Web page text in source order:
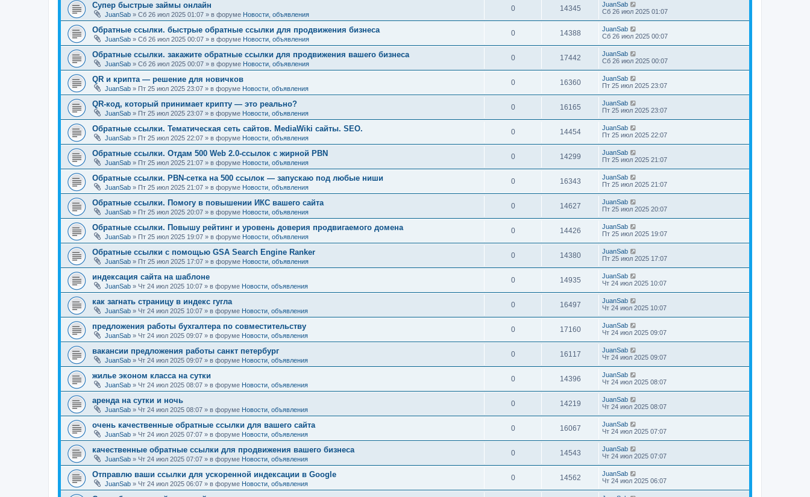
Супер быстрые займы онлайн
JuanSab » Сб 26 июл 2025 01:07 » в форуме Новости, объявления
0 14345
JuanSab
Сб 26 июл 2025 01:07
Обратные ссылки. быстрые обратные ссылки для продвижения бизнеса
JuanSab » Сб 26 июл 2025 00:07 » в форуме Новости, объявления
0 14388
JuanSab
Сб 26 июл 2025 00:07
Обратные ссылки. закажите обратные ссылки для продвижения вашего бизнеса
JuanSab » Сб 26 июл 2025 00:07 » в форуме Новости, объявления
0 17442
JuanSab
Сб 26 июл 2025 00:07
QR и крипта — решение для новичков
JuanSab » Пт 25 июл 2025 23:07 » в форуме Новости, объявления
0 16360
JuanSab
Пт 25 июл 2025 23:07
QR-код, который принимает крипту — это реально?
JuanSab » Пт 25 июл 2025 23:07 » в форуме Новости, объявления
0 16165
JuanSab
Пт 25 июл 2025 23:07
Обратные ссылки. Тематическая сеть сайтов. MediaWiki сайты. SEO.
JuanSab » Пт 25 июл 2025 22:07 » в форуме Новости, объявления
0 14454
JuanSab
Пт 25 июл 2025 22:07
Обратные ссылки. Отдам 500 Web 2.0-ссылок с жирной PBN
JuanSab » Пт 25 июл 2025 21:07 » в форуме Новости, объявления
0 14299
JuanSab
Пт 25 июл 2025 21:07
Обратные ссылки. PBN-сетка на 500 ссылок — запускаю под любые ниши
JuanSab » Пт 25 июл 2025 21:07 » в форуме Новости, объявления
0 16343
JuanSab
Пт 25 июл 2025 21:07
Обратные ссылки. Помогу в повышении ИКС вашего сайта
JuanSab » Пт 25 июл 2025 20:07 » в форуме Новости, объявления
0 14627
JuanSab
Пт 25 июл 2025 20:07
Обратные ссылки. Повышу рейтинг и уровень доверия продвигаемого домена
JuanSab » Пт 25 июл 2025 19:07 » в форуме Новости, объявления
0 14426
JuanSab
Пт 25 июл 2025 19:07
Обратные ссылки с помощью GSA Search Engine Ranker
JuanSab » Пт 25 июл 2025 17:07 » в форуме Новости, объявления
0 14380
JuanSab
Пт 25 июл 2025 17:07
индексация сайта на шаблоне
JuanSab » Чт 24 июл 2025 10:07 » в форуме Новости, объявления
0 14935
JuanSab
Чт 24 июл 2025 10:07
как загнать страницу в индекс гугла
JuanSab » Чт 24 июл 2025 10:07 » в форуме Новости, объявления
0 16497
JuanSab
Чт 24 июл 2025 10:07
предложения работы бухгалтера по совместительству
JuanSab » Чт 24 июл 2025 09:07 » в форуме Новости, объявления
0 17160
JuanSab
Чт 24 июл 2025 09:07
вакансии предложения работы санкт петербург
JuanSab » Чт 24 июл 2025 09:07 » в форуме Новости, объявления
0 16117
JuanSab
Чт 24 июл 2025 09:07
жилье эконом класса на сутки
JuanSab » Чт 24 июл 2025 08:07 » в форуме Новости, объявления
0 14396
JuanSab
Чт 24 июл 2025 08:07
аренда на сутки и ночь
JuanSab » Чт 24 июл 2025 08:07 » в форуме Новости, объявления
0 14219
JuanSab
Чт 24 июл 2025 08:07
очень качественные обратные ссылки для вашего сайта
JuanSab » Чт 24 июл 2025 07:07 » в форуме Новости, объявления
0 16067
JuanSab
Чт 24 июл 2025 07:07
качественные обратные ссылки для продвижения вашего бизнеса
JuanSab » Чт 24 июл 2025 07:07 » в форуме Новости, объявления
0 14543
JuanSab
Чт 24 июл 2025 07:07
Отправлю ваши ссылки для ускоренной индексации в Google
JuanSab » Чт 24 июл 2025 06:07 » в форуме Новости, объявления
0 14562
JuanSab
Чт 24 июл 2025 06:07